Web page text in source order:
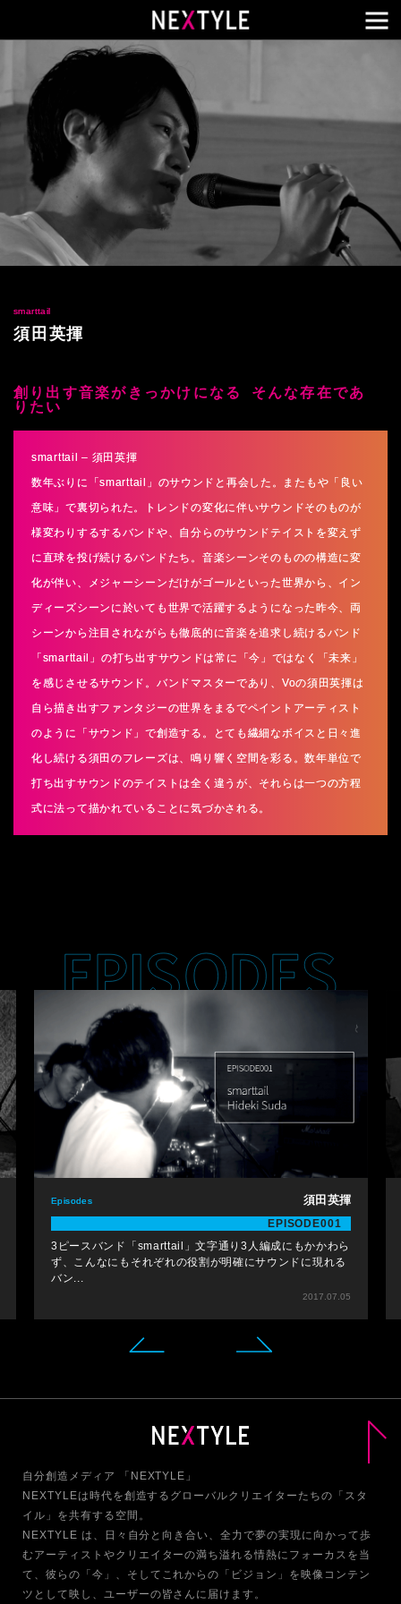
smarttail
須田英揮
創り出す音楽がきっかけになる そんな存在であ
りたい
smarttail – 須田英揮
数年ぶりに「smarttail
」のサウンドと再会した。またもや「良い
意味」で裏切られた。トレンドの変化に伴いサウンドそのものが
様変わりするするバンドや、自分らのサウンドテイストを変えず
に直球を投げ続けるバンドたち。音楽シーンそのものの構造に変
化が伴い、メジャーシーンだけがゴールといった世界から、イン
ディーズシーンに於いても世界で活躍するようになった昨今、両
シーンから注目されながらも徹底的に音楽を追求し続けるバンド
「 smarttail
」の打ち出すサウンドは常に「今」ではなく「未来」
を感じさせるサウンド。バンドマスターであり、 Voの須田英揮は
自ら描き出すファンタジーの世界をまるでペイントアーティスト
のように「サウンド」で創造する。とても繊細なボイスと日々進
化し続ける須田のフレーズは、鳴り響く空間を彩る。数年単位で
打ち出すサウンドのテイストは全く違うが、それらは一つの方程
式に法って描かれていることに気づかされる。
Episodes 須田英揮
EPISODE001
3ピースバンド「smarttail」文字通り3人編成にもかかわら
ず、こんなにもそれぞれの役割が明確にサウンドに現れる
バン...
2017.07.05
自分創造メディア 「NEXTYLE」
NEXTYLEは時代を創造するグローバルクリエイターたちの「スタ
イル」を共有する空間。
NEXTYLE は、日々自分と向き合い、全力で夢の実現に向かって歩
むアーティストやクリエイターの満ち溢れる情熱にフォーカスを当
て、 彼らの「今」、そしてこれからの「ビジョン」を映像コンテン
ツとして映し、ユーザーの皆さんに届けます。